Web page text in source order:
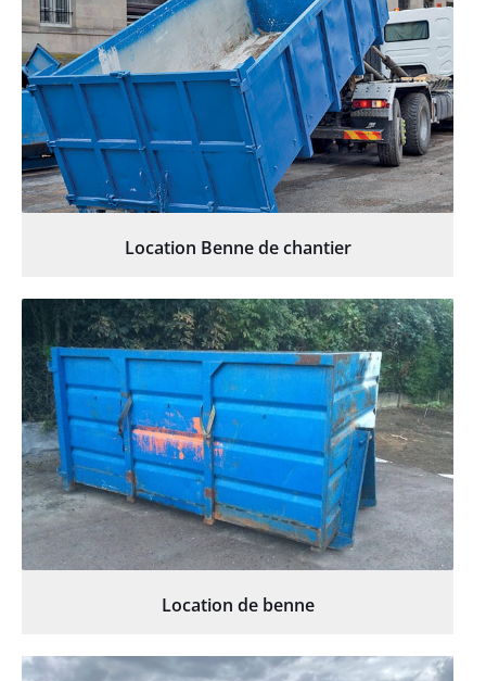
Location Benne de chantier
Location de benne